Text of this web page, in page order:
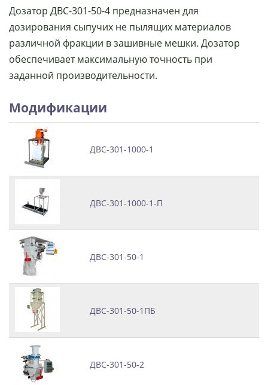
Дозатор ДВС-301-50-4 предназначен для
дозирования сыпучих не пылящих материалов
различной фракции в зашивные мешки. Дозатор
обеспечивает максимальную точность при
заданной производительности.
Модификации
ДВС-301-1000-1
ДВС-301-1000-1-П
ДВС‑301-50-1
ДВС-301-50-1ПБ
ДВС-301-50-2